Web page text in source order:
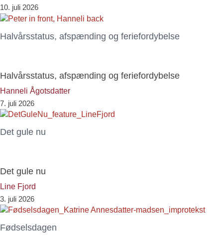
10. juli 2026
Halvårsstatus, afspænding og feriefordybelse
Halvårsstatus, afspænding og feriefordybelse
Hanneli Ågotsdatter
7. juli 2026
Det gule nu
Det gule nu
Line Fjord
3. juli 2026
Fødselsdagen